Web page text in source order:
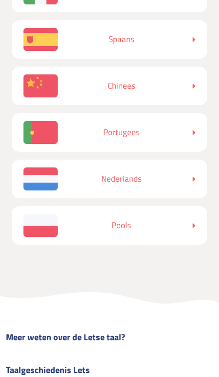
Spaans
Chinees
Portugees
Nederlands
Pools
Meer weten over de Letse taal?
Taalgeschiedenis Lets